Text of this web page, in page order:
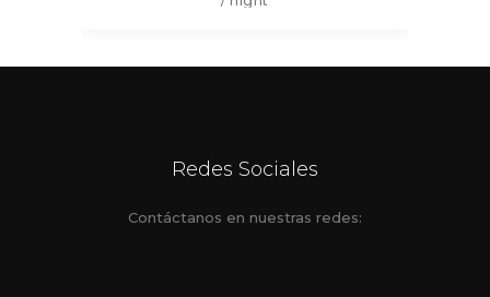
Redes Sociales
Contáctanos en nuestras redes: